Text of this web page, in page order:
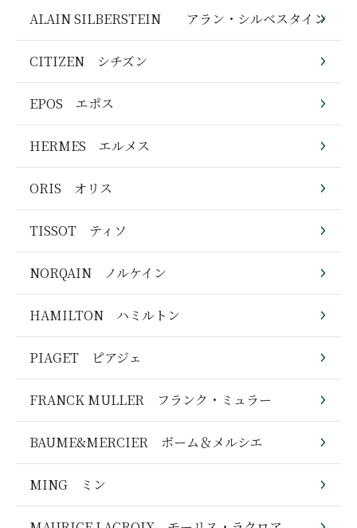
ALAIN SILBERSTEIN アラン・シルベスタイン
CITIZEN シチズン
EPOS エポス
HERMES エルメス
ORIS オリス
TISSOT ティソ
NORQAIN ノルケイン
HAMILTON ハミルトン
PIAGET ピアジェ
FRANCK MULLER フランク・ミュラー
BAUME&MERCIER ボーム＆メルシエ
MING ミン